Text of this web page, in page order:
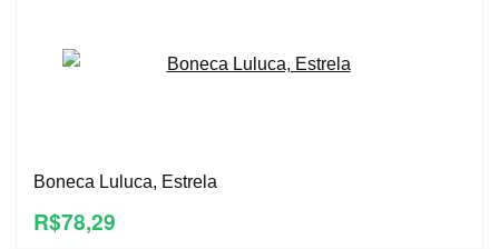
Boneca Luluca, Estrela
R$78,29